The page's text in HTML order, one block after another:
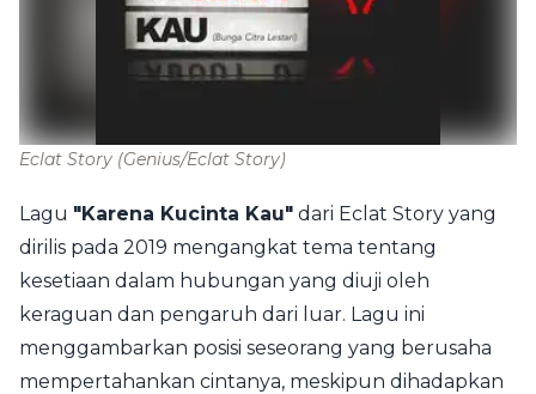
Eclat Story (Genius/Eclat Story)
Lagu "Karena Kucinta Kau" dari Eclat Story yang
dirilis pada 2019 mengangkat tema tentang
kesetiaan dalam hubungan yang diuji oleh
keraguan dan pengaruh dari luar. Lagu ini
menggambarkan posisi seseorang yang berusaha
mempertahankan cintanya, meskipun dihadapkan